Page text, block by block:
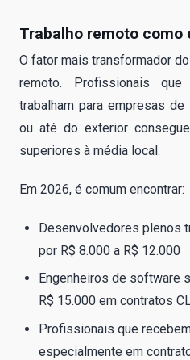
Trabalho remoto como
O fator mais transformador
remoto. Profissionais
trabalham para empresas
ou até do exterior
superiores à média local.
Em 2026, é comum encontrar:
Desenvolvedores plenos
por R$ 8.000 a R$ 12.000
Engenheiros de software
R$ 15.000 em contratos
Profissionais que
especialmente em